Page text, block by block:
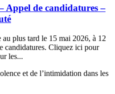
Appel de candidatures –
plus tard le 15 mai 2026, à 12
candidatures. Cliquez ici pour
les...